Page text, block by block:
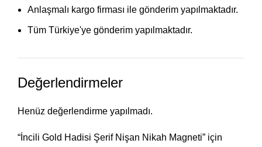
Anlaşmalı kargo firması ile gönderim yapılmaktadır.
Tüm Türkiye'ye gönderim yapılmaktadır.
Değerlendirmeler
Henüz değerlendirme yapılmadı.
“İncili Gold Hadisi Şerif Nişan Nikah Magneti” için